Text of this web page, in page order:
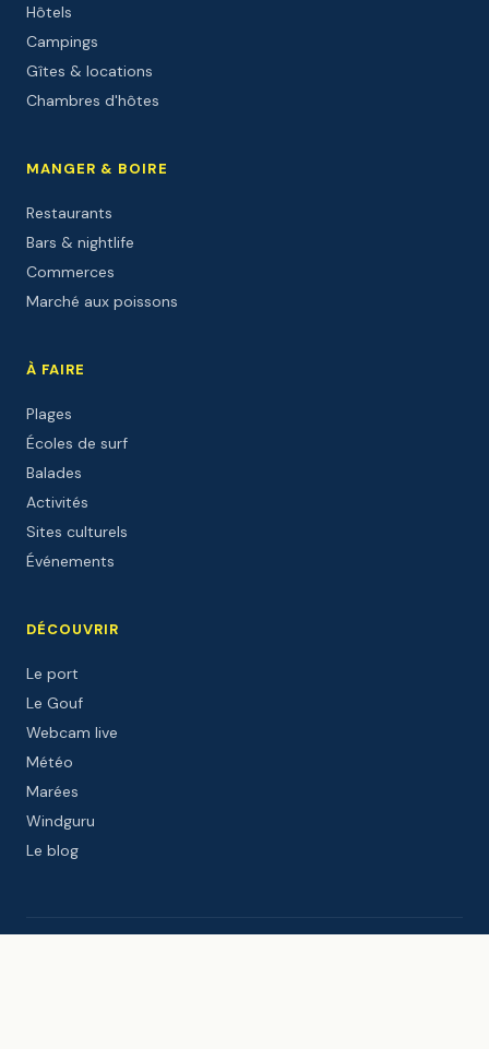
Hôtels
Campings
Gîtes & locations
Chambres d'hôtes
MANGER & BOIRE
Restaurants
Bars & nightlife
Commerces
Marché aux poissons
À FAIRE
Plages
Écoles de surf
Balades
Activités
Sites culturels
Événements
DÉCOUVRIR
Le port
Le Gouf
Webcam live
Météo
Marées
Windguru
Le blog